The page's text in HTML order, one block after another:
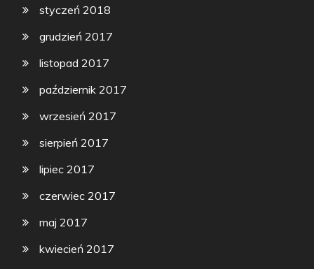
styczeń 2018
grudzień 2017
listopad 2017
październik 2017
wrzesień 2017
sierpień 2017
lipiec 2017
czerwiec 2017
maj 2017
kwiecień 2017